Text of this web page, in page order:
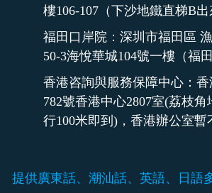
樓106-107（下沙地鐵直梯B出
福田口岸院：深圳市福田區
50-3海悅華城104號一樓（福
香港咨詢與服務保障中心：
782號香港中心2807室(荔枝
行100米即到)，香港辦公室暫
提供廣東話、潮汕話、英語、日語